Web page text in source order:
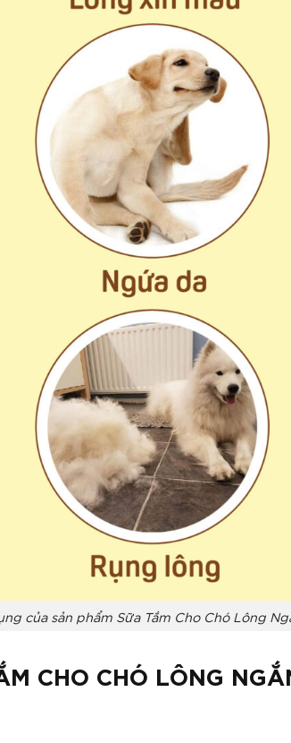
của sản phẩm Sữa Tắm Cho Chó Lông
CHO CHÓ LÔNG